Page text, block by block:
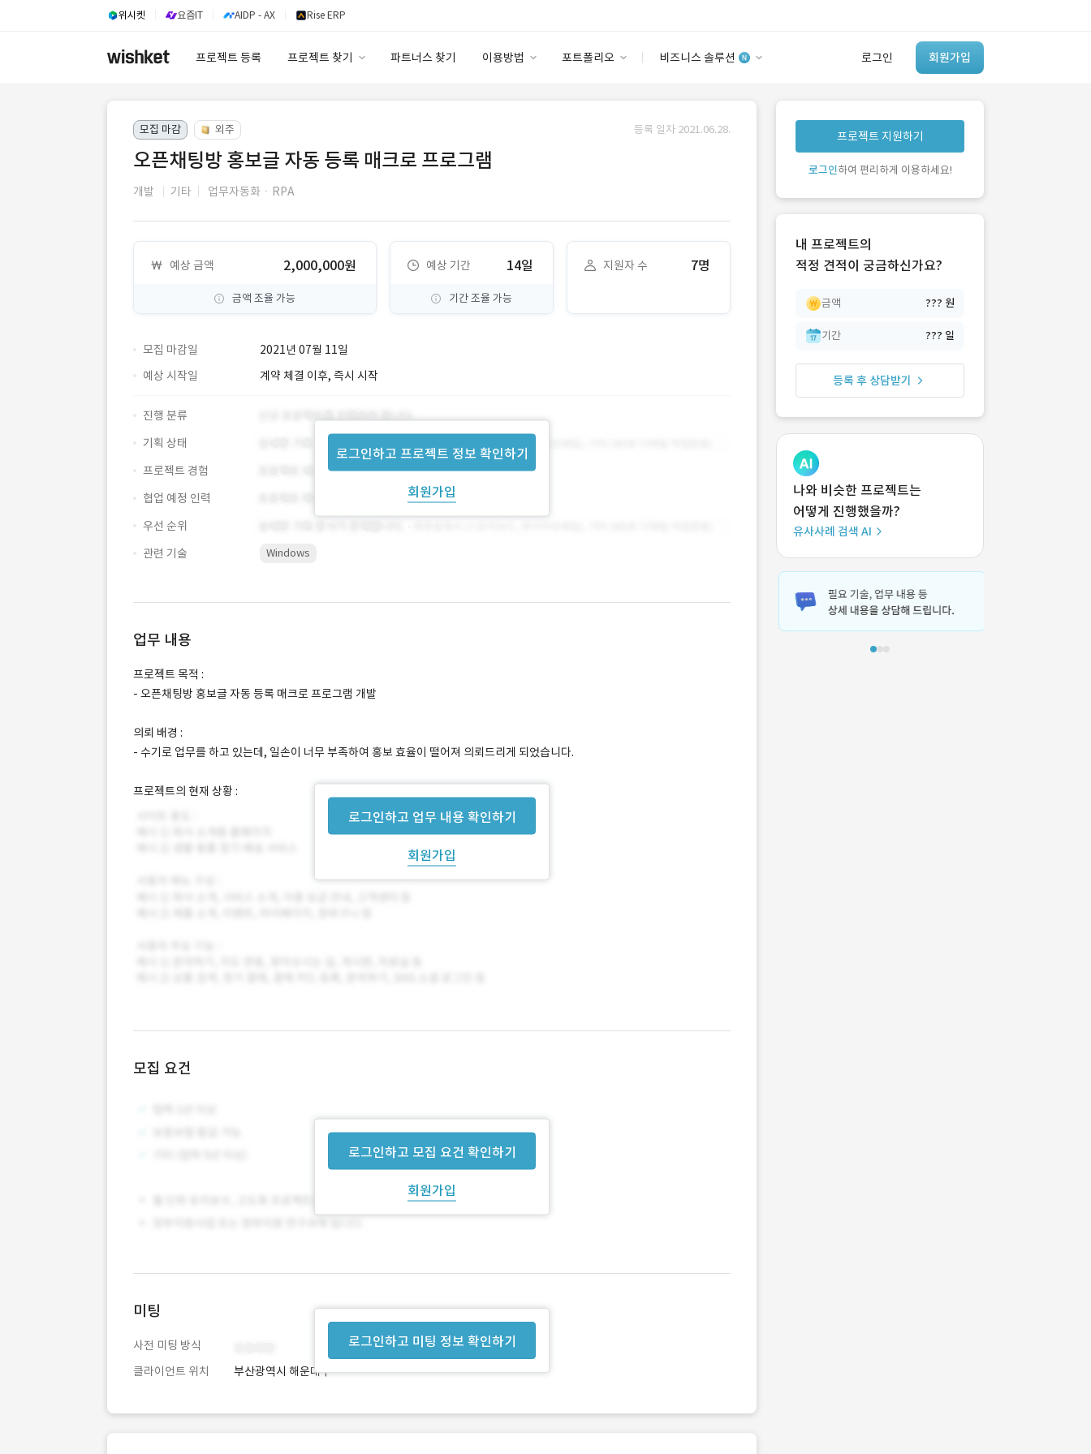
위시켓 요즘IT AIDP - AX Rise ERP
프로젝트 등록 프로젝트 찾기 파트너스 찾기 이용방법 포트폴리오 비즈니스 솔루션 로그인 회원가입
이용요금
고객센터
안심 코드 케어
유사사례 검색 AI
‘이런 거’ 만들어본
개발 회사 있어?
모집 마감 외주 등록 일자 2021.06.28.
오픈채팅방 홍보글 자동 등록 매크로 프로그램
개발 기타 업무자동화ㆍRPA
예상 금액 2,000,000원
금액 조율 가능
예상 기간 14일
기간 조율 가능
지원자 수 7명
모집 마감일 2021년 07월 11일
로그인하고 프로젝트 정보 확인하기
회원가입
예상 시작일 계약 체결 이후, 즉시 시작
진행 분류
기획 상태
프로젝트 경험
협업 예정 인력
우선 순위
관련 기술
Windows
업무 내용
로그인하고 업무 내용 확인하기
회원가입
프로젝트 목적 :
- 오픈채팅방 홍보글 자동 등록 매크로 프로그램 개발
의뢰 배경 :
- 수기로 업무를 하고 있는데, 일손이 너무 부족하여 홍보 효율이 떨어져 의뢰드리게 되었습니다.
프로젝트의 현재 상황 :
모집 요건
로그인하고 모집 요건 확인하기
회원가입
로그인하고 미팅 정보 확인하기
미팅
사전 미팅 방식
클라이언트 위치
부산광역시 해운대구
프로젝트 지원하기
로그인하여 편리하게 이용하세요!
내 프로젝트의
적정 견적이 궁금하신가요?
금액 ??? 원
기간 ??? 일
등록 후 상담받기
나와 비슷한 프로젝트는
어떻게 진행했을까?
유사사례 검색 AI